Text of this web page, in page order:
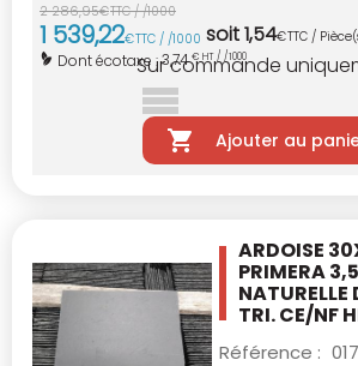
2 286,95€TTC / /1000
1 539,22€TTC / /1000 soit1,54€TTC /
Dont écotaxe :3,74€ HT / /1000
Sur commande
Ajouter au
ARDOISE
PRIMERA
NATURELLE
TRI. CE/NF
Référence :